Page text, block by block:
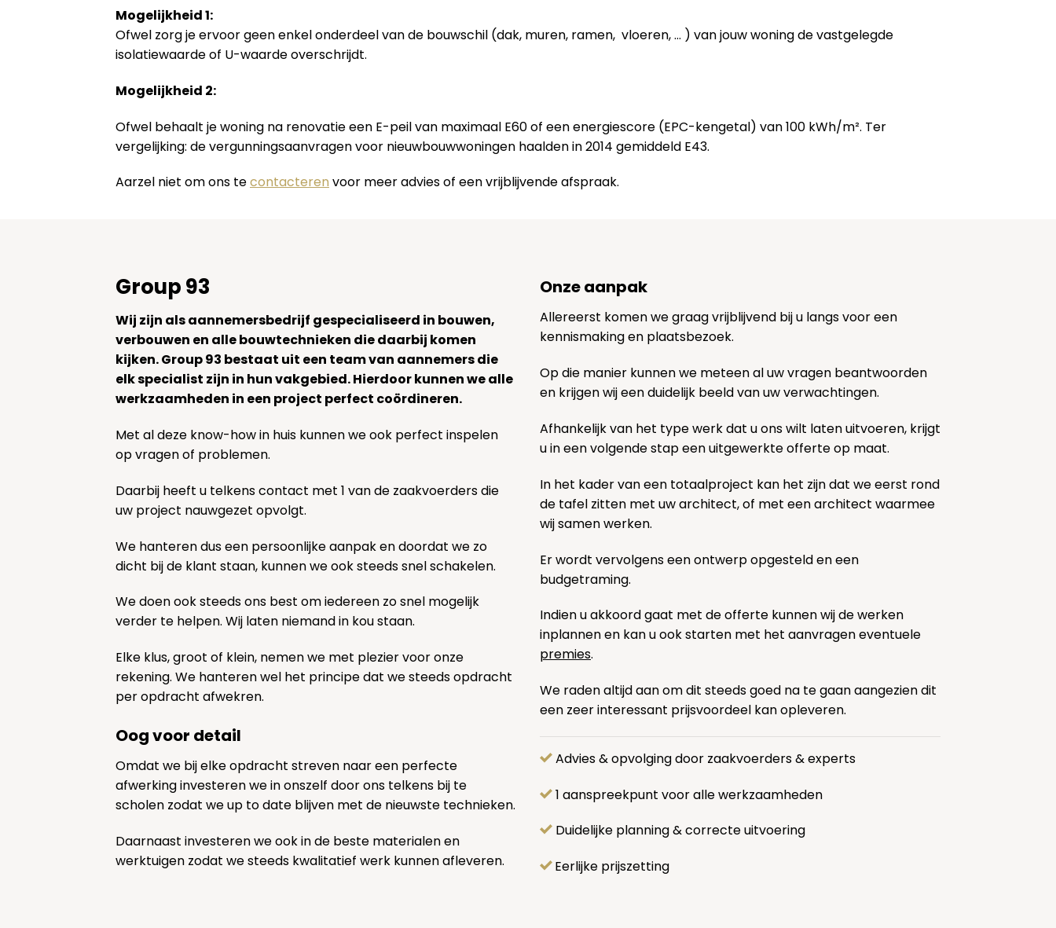
Mogelijkheid 1:
Ofwel zorg je ervoor geen enkel onderdeel van de bouwschil (dak, muren, ramen, vloeren, … ) van jouw woning de vastgelegde
isolatiewaarde of U-waarde overschrijdt.
Mogelijkheid 2:
Ofwel behaalt je woning na renovatie een E-peil van maximaal E60 of een energiescore (EPC-kengetal) van 100 kWh/m². Ter
vergelijking: de vergunningsaanvragen voor nieuwbouwwoningen haalden in 2014 gemiddeld E43.
Aarzel niet om ons tecontacteren voor meer advies of een vrijblijvende afspraak.
Group 93
Wij zijn als aannemersbedrijf gespecialiseerd in bouwen,
verbouwen en alle bouwtechnieken die daarbij komen
kijken. Group 93 bestaat uit een team van aannemers die
elk specialist zijn in hun vakgebied. Hierdoor kunnen we alle
werkzaamheden in een project perfect coördineren.
Met al deze know-how in huis kunnen we ook perfect inspelen
op vragen of problemen.
Daarbij heeft u telkens contact met 1 van de zaakvoerders die
uw project nauwgezet opvolgt.
We hanteren dus een persoonlijke aanpak en doordat we zo
dicht bij de klant staan, kunnen we ook steeds snel schakelen.
We doen ook steeds ons best om iedereen zo snel mogelijk
verder te helpen. Wij laten niemand in kou staan.
Elke klus, groot of klein, nemen we met plezier voor onze
rekening. We hanteren wel het principe dat we steeds opdracht
per opdracht afwekren.
Oog voor detail
Omdat we bij elke opdracht streven naar een perfecte
afwerking investeren we in onszelf door ons telkens bij te
scholen zodat we up to date blijven met de nieuwste technieken.
Daarnaast investeren we ook in de beste materialen en
werktuigen zodat we steeds kwalitatief werk kunnen afleveren.
Onze aanpak
Allereerst komen we graag vrijblijvend bij u langs voor een
kennismaking en plaatsbezoek.
Op die manier kunnen we meteen al uw vragen beantwoorden
en krijgen wij een duidelijk beeld van uw verwachtingen.
Afhankelijk van het type werk dat u ons wilt laten uitvoeren, krijgt
u in een volgende stap een uitgewerkte offerte op maat.
In het kader van een totaalproject kan het zijn dat we eerst rond
de tafel zitten met uw architect, of met een architect waarmee
wij samen werken.
Er wordt vervolgens een ontwerp opgesteld en een
budgetraming.
Indien u akkoord gaat met de offerte kunnen wij de werken
inplannen en kan u ook starten met het aanvragen eventuele
premies.
We raden altijd aan om dit steeds goed na te gaan aangezien dit
een zeer interessant prijsvoordeel kan opleveren.
Advies & opvolging door zaakvoerders & experts
1 aanspreekpunt voor alle werkzaamheden
Duidelijke planning & correcte uitvoering
Eerlijke prijszetting